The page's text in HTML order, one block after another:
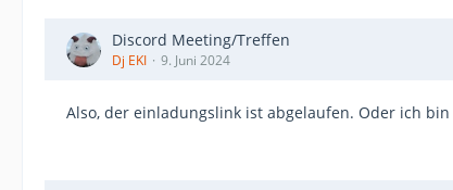
Discord Meeting/Treffen
Dj EKI 9. Juni 2024
Also, der einladungslink ist abgelaufen. Oder ich